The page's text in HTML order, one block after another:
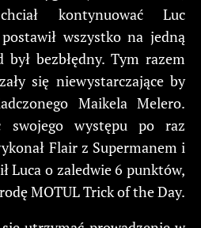
kontynuować Luc
wszystko na jedną
bezbłędny. Tym razem
się niewystarczające by
Maikela Melero.
swojego występu po raz
Flair z Supermanem i
Luca o zaledwie 6 punktów,
MOTUL Trick of the Day.